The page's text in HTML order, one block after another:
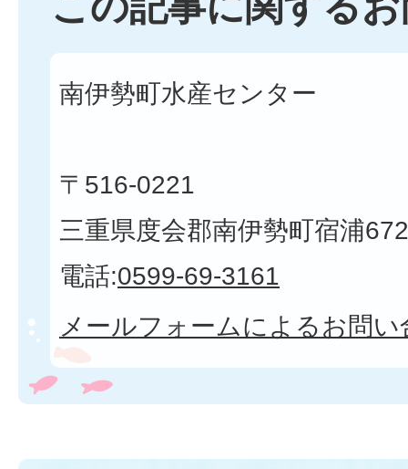
南伊勢町水産センター
〒516-0221
三重県度会郡南伊勢町宿浦
電話:0599-69-3161
メールフォームによるお問い